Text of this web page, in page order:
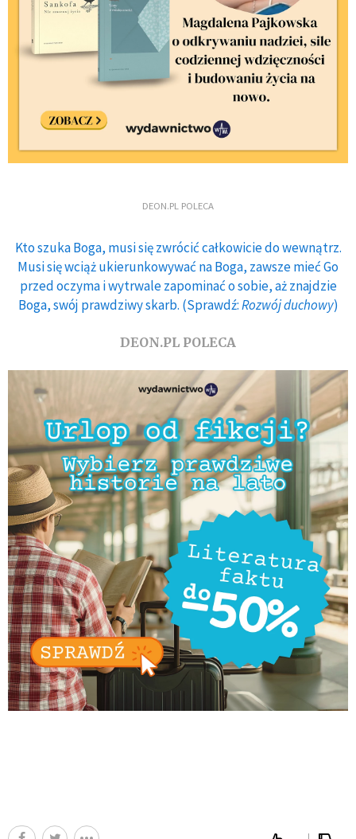
DEON.PL POLECA
Kto szuka Boga, musi się zwrócić całkowicie do wewnątrz.
Musi się wciąż ukierunkowywać na Boga, zawsze mieć Go
przed oczyma i wytrwale zapominać o sobie, aż znajdzie
Boga, swój prawdziwy skarb. (Sprawdź:Rozwój duchowy)
DEON.PL POLECA